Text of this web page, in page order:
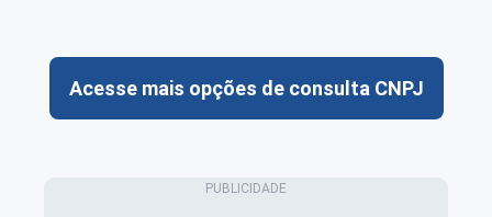
Acesse mais opções de consulta CNPJ